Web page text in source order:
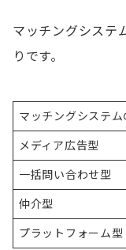
マッチングシステ
りです。
マッチングシステム
メディア広告型
一括問い合わせ型
仲介型
プラットフォーム型